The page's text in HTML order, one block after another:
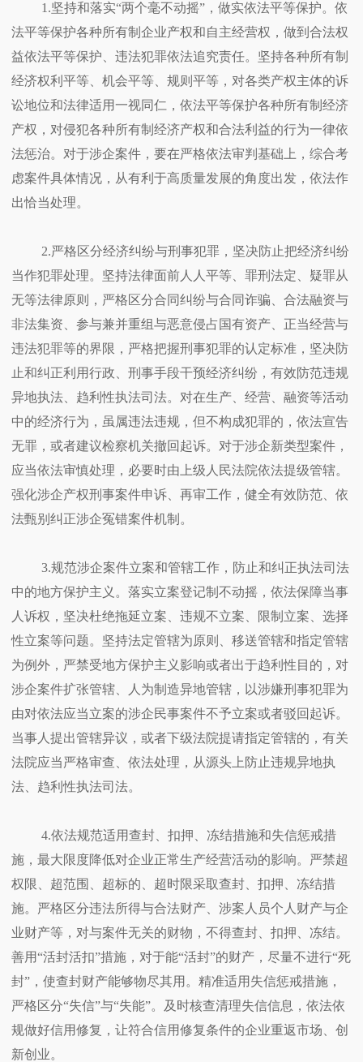
1.坚持和落实“两个毫不动摇”，做实依法平等保护。依
法平等保护各种所有制企业产权和自主经营权，做到合法权
益依法平等保护、违法犯罪依法追究责任。坚持各种所有制
经济权利平等、机会平等、规则平等，对各类产权主体的诉
讼地位和法律适用一视同仁，依法平等保护各种所有制经济
产权，对侵犯各种所有制经济产权和合法利益的行为一律依
法惩治。对于涉企案件，要在严格依法审判基础上，综合考
虑案件具体情况，从有利于高质量发展的角度出发，依法作
出恰当处理。
2.严格区分经济纠纷与刑事犯罪，坚决防止把经济纠纷
当作犯罪处理。坚持法律面前人人平等、罪刑法定、疑罪从
无等法律原则，严格区分合同纠纷与合同诈骗、合法融资与
非法集资、参与兼并重组与恶意侵占国有资产、正当经营与
违法犯罪等的界限，严格把握刑事犯罪的认定标准，坚决防
止和纠正利用行政、刑事手段干预经济纠纷，有效防范违规
异地执法、趋利性执法司法。对在生产、经营、融资等活动
中的经济行为，虽属违法违规，但不构成犯罪的，依法宣告
无罪，或者建议检察机关撤回起诉。对于涉企新类型案件，
应当依法审慎处理，必要时由上级人民法院依法提级管辖。
强化涉企产权刑事案件申诉、再审工作，健全有效防范、依
法甄别纠正涉企冤错案件机制。
3.规范涉企案件立案和管辖工作，防止和纠正执法司法
中的地方保护主义。落实立案登记制不动摇，依法保障当事
人诉权，坚决杜绝拖延立案、违规不立案、限制立案、选择
性立案等问题。坚持法定管辖为原则、移送管辖和指定管辖
为例外，严禁受地方保护主义影响或者出于趋利性目的，对
涉企案件扩张管辖、人为制造异地管辖，以涉嫌刑事犯罪为
由对依法应当立案的涉企民事案件不予立案或者驳回起诉。
当事人提出管辖异议，或者下级法院提请指定管辖的，有关
法院应当严格审查、依法处理，从源头上防止违规异地执
法、趋利性执法司法。
4.依法规范适用查封、扣押、冻结措施和失信惩戒措
施，最大限度降低对企业正常生产经营活动的影响。严禁超
权限、超范围、超标的、超时限采取查封、扣押、冻结措
施。严格区分违法所得与合法财产、涉案人员个人财产与企
业财产等，对与案件无关的财物，不得查封、扣押、冻结。
善用“活封活扣”措施，对于能“活封”的财产，尽量不进行“死
封”，使查封财产能够物尽其用。精准适用失信惩戒措施，
严格区分“失信”与“失能”。及时核查清理失信信息，依法依
规做好信用修复，让符合信用修复条件的企业重返市场、创
新创业。